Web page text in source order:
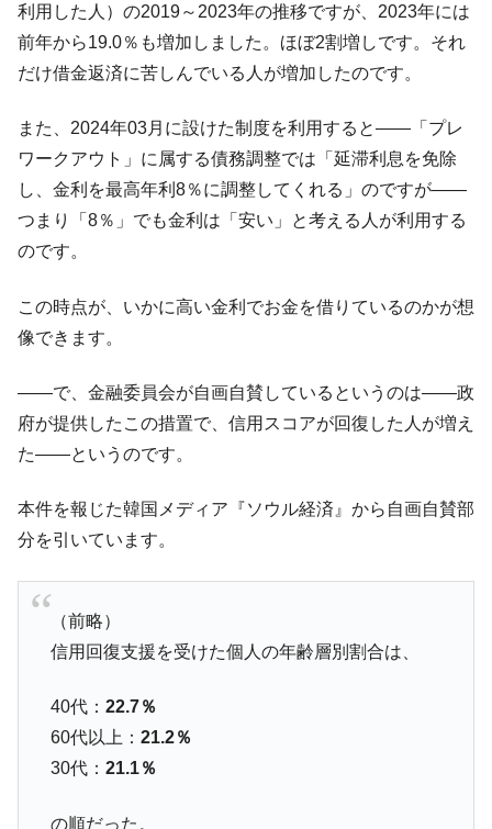
利用した人）の2019～2023年の推移ですが、2023年には
前年から19.0％も増加しました。ほぼ2割増しです。それ
だけ借金返済に苦しんでいる人が増加したのです。
また、2024年03月に設けた制度を利用すると――「プレ
ワークアウト」に属する債務調整では「延滞利息を免除
し、金利を最高年利8％に調整してくれる」のですが――
つまり「8％」でも金利は「安い」と考える人が利用する
のです。
この時点が、いかに高い金利でお金を借りているのかが想
像できます。
――で、金融委員会が自画自賛しているというのは――政
府が提供したこの措置で、信用スコアが回復した人が増え
た――というのです。
本件を報じた韓国メディア『ソウル経済』から自画自賛部
分を引いています。
（前略）
信用回復支援を受けた個人の年齢層別割合は、
40代： 22.7％
60代以上： 21.2％
30代： 21.1％
の順だった。